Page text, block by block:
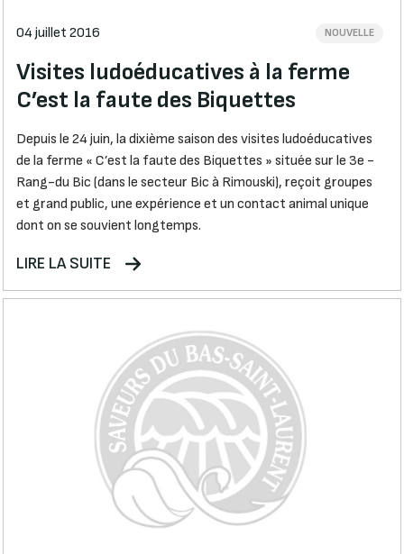
04 juillet 2016 NOUVELLE
Visites ludoéducatives à la ferme
C’est la faute des Biquettes
Depuis le 24 juin, la dixième saison des visites ludoéducatives
de la ferme « C’est la faute des Biquettes » située sur le 3e -
Rang-du Bic (dans le secteur Bic à Rimouski), reçoit groupes
et grand public, une expérience et un contact animal unique
dont on se souvient longtemps.
LIRE LA SUITE